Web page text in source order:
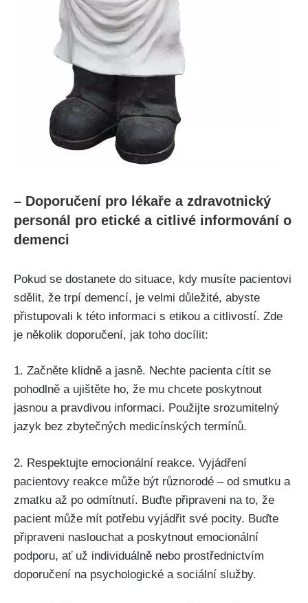
– Doporučení pro lékaře a zdravotnický
personál pro etické a citlivé informování o
demenci
Pokud se dostanete do situace, kdy musíte pacientovi
sdělit, že trpí demencí, je velmi důležité, abyste
přistupovali k této informaci s etikou a citlivostí. Zde
je několik doporučení, jak toho docílit:
1. Začněte klidně a jasně. Nechte pacienta cítit se
pohodlně a ujištěte ho, že mu chcete poskytnout
jasnou a pravdivou informaci. Použijte srozumitelný
jazyk bez zbytečných medicínských termínů.
2. Respektujte emocionální reakce. Vyjádření
pacientovy reakce může být různorodé – od smutku a
zmatku až po odmítnutí. Buďte připraveni na to, že
pacient může mít potřebu vyjádřit své pocity. Buďte
připraveni naslouchat a poskytnout emocionální
podporu, ať už individuálně nebo prostřednictvím
doporučení na psychologické a sociální služby.